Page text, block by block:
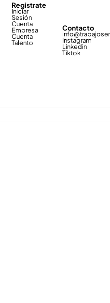
Registrate
Iniciar
Sesión
Cuenta
Empresa
Cuenta
Talento
Contacto
Instagram
Linkedin
Tiktok